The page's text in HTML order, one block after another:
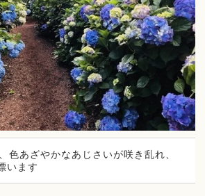
色あざやかなあじさいが咲き乱れ、
います